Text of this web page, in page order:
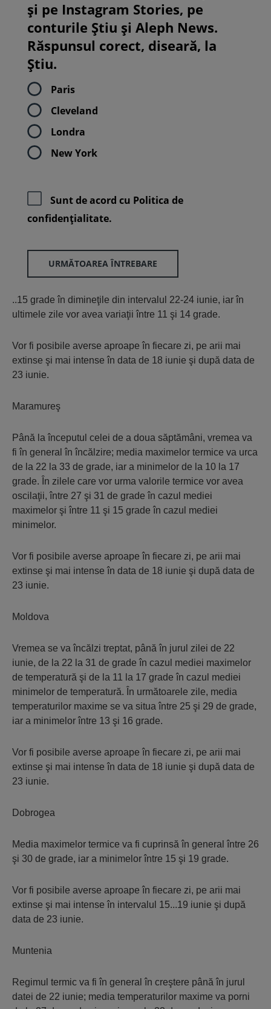
și pe Instagram Stories, pe
conturile Știu și Aleph News.
Răspunsul corect, diseară, la
Știu.
Paris
Cleveland
Londra
New York
Sunt de acord cu Politica de
confidenţialitate.
URMĂTOAREA ÎNTREBARE
..15 grade în dimineţile din intervalul 22-24 iunie, iar în
ultimele zile vor avea variaţii între 11 şi 14 grade.
Vor fi posibile averse aproape în fiecare zi, pe arii mai
extinse şi mai intense în data de 18 iunie şi după data de
23 iunie.
Maramureş
Până la începutul celei de a doua săptămâni, vremea va
fi în general în încălzire; media maximelor termice va urca
de la 22 la 33 de grade, iar a minimelor de la 10 la 17
grade. În zilele care vor urma valorile termice vor avea
oscilaţii, între 27 şi 31 de grade în cazul mediei
maximelor şi între 11 şi 15 grade în cazul mediei
minimelor.
Vor fi posibile averse aproape în fiecare zi, pe arii mai
extinse şi mai intense în data de 18 iunie şi după data de
23 iunie.
Moldova
Vremea se va încălzi treptat, până în jurul zilei de 22
iunie, de la 22 la 31 de grade în cazul mediei maximelor
de temperatură şi de la 11 la 17 grade în cazul mediei
minimelor de temperatură. În următoarele zile, media
temperaturilor maxime se va situa între 25 şi 29 de grade,
iar a minimelor între 13 şi 16 grade.
Vor fi posibile averse aproape în fiecare zi, pe arii mai
extinse şi mai intense în data de 18 iunie şi după data de
23 iunie.
Dobrogea
Media maximelor termice va fi cuprinsă în general între 26
şi 30 de grade, iar a minimelor între 15 şi 19 grade.
Vor fi posibile averse aproape în fiecare zi, pe arii mai
extinse şi mai intense în intervalul 15...19 iunie şi după
data de 23 iunie.
Muntenia
Regimul termic va fi în general în creştere până în jurul
datei de 22 iunie; media temperaturilor maxime va porni